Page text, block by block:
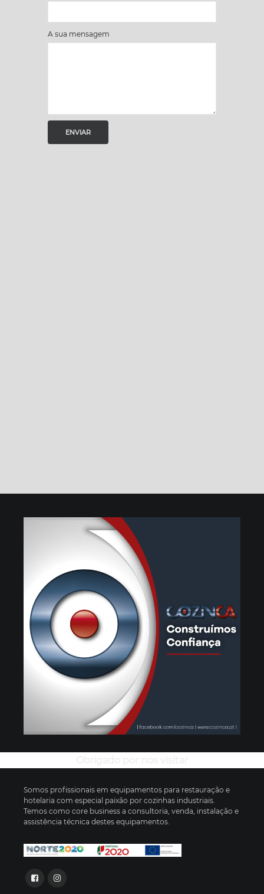
A sua mensagem
Somos profissionais em equipamentos para restauração e
hotelaria com especial paixão por cozinhas industriais.
Temos como core business a consultoria, venda, instalação e
assistência técnica destes equipamentos.